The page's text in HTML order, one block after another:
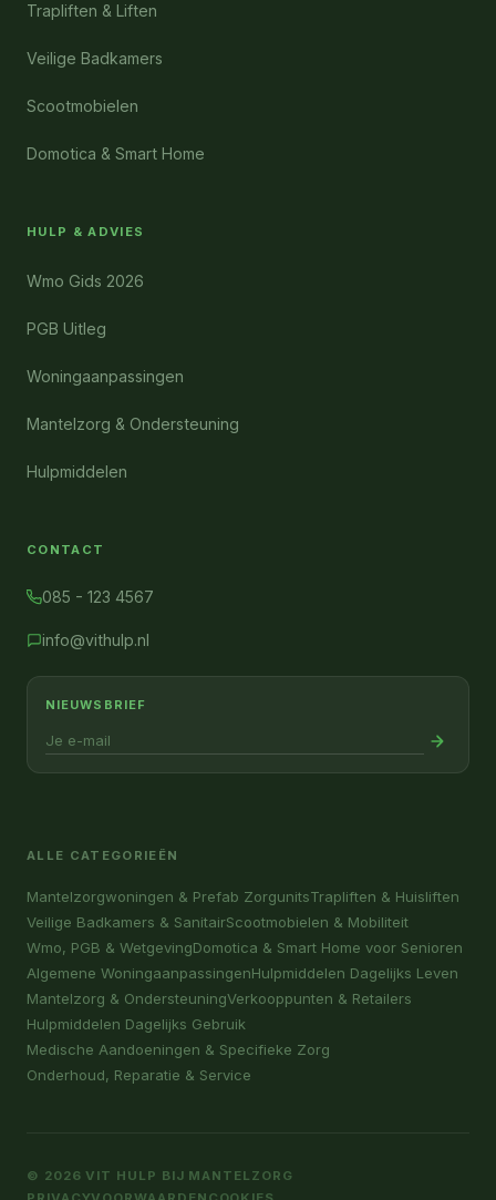
Trapliften & Liften
Veilige Badkamers
Scootmobielen
Domotica & Smart Home
HULP & ADVIES
Wmo Gids 2026
PGB Uitleg
Woningaanpassingen
Mantelzorg & Ondersteuning
Hulpmiddelen
CONTACT
085 - 123 4567
info@vithulp.nl
NIEUWSBRIEF
ALLE CATEGORIEËN
Mantelzorgwoningen & Prefab ZorgunitsTrapliften & Huisliften
Veilige Badkamers & SanitairScootmobielen & Mobiliteit
Wmo, PGB & WetgevingDomotica & Smart Home voor Senioren
Algemene WoningaanpassingenHulpmiddelen Dagelijks Leven
Mantelzorg & OndersteuningVerkooppunten & Retailers
Hulpmiddelen Dagelijks Gebruik
Medische Aandoeningen & Specifieke Zorg
Onderhoud, Reparatie & Service
© 2026 VIT HULP BIJ MANTELZORG